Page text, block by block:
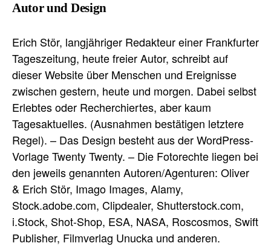
Autor und Design
Erich Stör, langjähriger Redakteur einer Frankfurter
Tageszeitung, heute freier Autor, schreibt auf
dieser Website über Menschen und Ereignisse
zwischen gestern, heute und morgen. Dabei selbst
Erlebtes oder Recherchiertes, aber kaum
Tagesaktuelles. (Ausnahmen bestätigen letztere
Regel). – Das Design besteht aus der WordPress-
Vorlage Twenty Twenty. – Die Fotorechte liegen bei
den jeweils genannten Autoren/Agenturen: Oliver
& Erich Stör, Imago Images, Alamy,
Stock.adobe.com, Clipdealer, Shutterstock.com,
i.Stock, Shot-Shop, ESA, NASA, Roscosmos, Swift
Publisher, Filmverlag Unucka und anderen.